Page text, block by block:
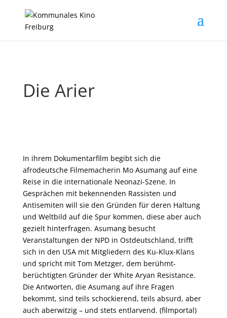
Die Arier
In ihrem Dokumentarfilm begibt sich die
afrodeutsche Filmemacherin Mo Asumang auf eine
Reise in die internationale Neonazi-Szene. In
Gesprächen mit bekennenden Rassisten und
Antisemiten will sie den Gründen für deren Haltung
und Weltbild auf die Spur kommen, diese aber auch
gezielt hinterfragen. Asumang besucht
Veranstaltungen der NPD in Ostdeutschland, trifft
sich in den USA mit Mitgliedern des Ku-Klux-Klans
und spricht mit Tom Metzger, dem berühmt-
berüchtigten Gründer der White Aryan Resistance.
Die Antworten, die Asumang auf ihre Fragen
bekommt, sind teils schockierend, teils absurd, aber
auch aberwitzig – und stets entlarvend. (filmportal)